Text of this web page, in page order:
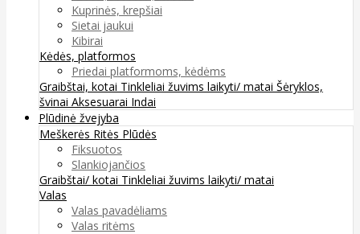
Kuprinės, krepšiai
Sietai jaukui
Kibirai
Kėdės, platformos
Priedai platformoms, kėdėms
Graibštai, kotai Tinkleliai žuvims laikyti/ matai Šėryklos,
švinai Aksesuarai Indai
Plūdinė žvejyba
Meškerės Ritės Plūdės
Fiksuotos
Slankiojančios
Graibštai/ kotai Tinkleliai žuvims laikyti/ matai
Valas
Valas pavadėliams
Valas ritėms